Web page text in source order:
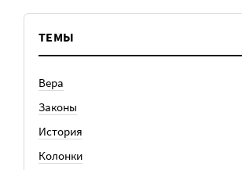
ТЕМЫ
Вера
Законы
История
Колонки